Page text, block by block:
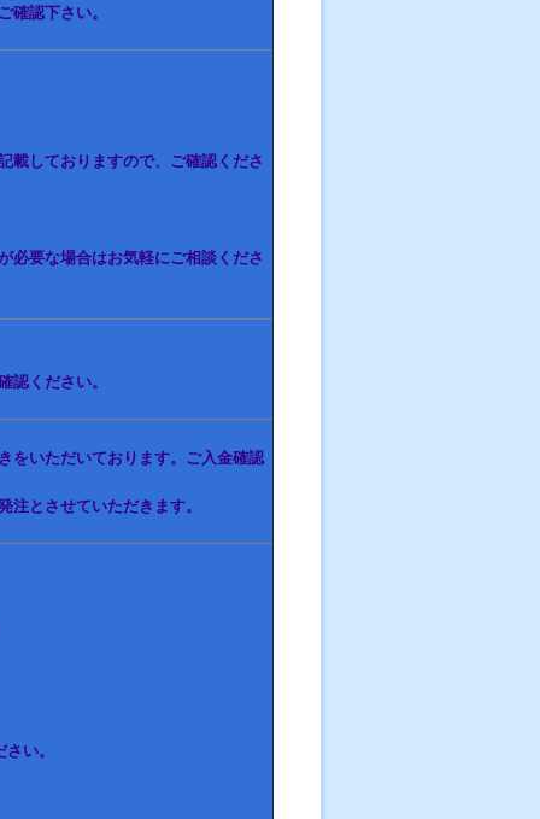
確認下さい。
載しておりますので、ご確認くださ
必要な場合はお気軽にご相談くださ
認ください。
をいただいております。ご入金確認
とさせていただきます。
い。